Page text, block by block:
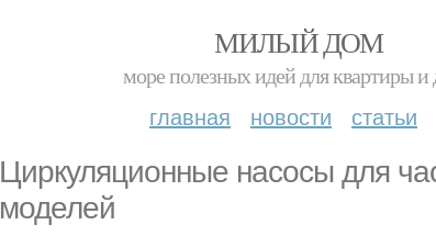
МИЛЫЙ ДОМ
море полезных идей для квартиры и
главная новости статьи
Циркуляционные насосы для
моделей